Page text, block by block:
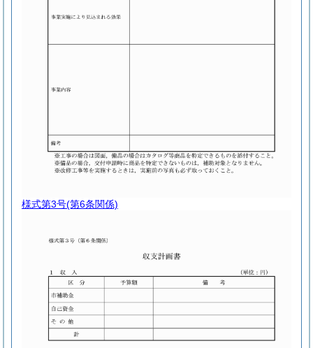
様式第3号(第6条関係)